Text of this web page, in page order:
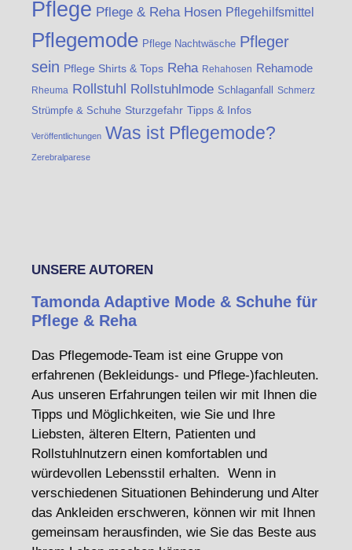
Pflege Pflege & Reha Hosen Pflegehilfsmittel
Pflegemode Pflege Nachtwäsche Pfleger
sein Pflege Shirts & Tops Reha Rehahosen Rehamode
Rheuma Rollstuhl Rollstuhlmode Schlaganfall Schmerz
Strümpfe & Schuhe Sturzgefahr Tipps & Infos
Veröffentlichungen Was ist Pflegemode?
Zerebralparese
UNSERE AUTOREN
Tamonda Adaptive Mode & Schuhe für
Pflege & Reha
Das Pflegemode-Team ist eine Gruppe von
erfahrenen (Bekleidungs- und Pflege-)fachleuten.
Aus unseren Erfahrungen teilen wir mit Ihnen die
Tipps und Möglichkeiten, wie Sie und Ihre
Liebsten, älteren Eltern, Patienten und
Rollstuhlnutzern einen komfortablen und
würdevollen Lebensstil erhalten. Wenn in
verschiedenen Situationen Behinderung und Alter
das Ankleiden erschweren, können wir mit Ihnen
gemeinsam herausfinden, wie Sie das Beste aus